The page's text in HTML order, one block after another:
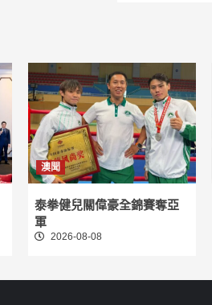
澳聞
泰拳健兒關偉豪全錦賽奪亞
軍
2026-08-08